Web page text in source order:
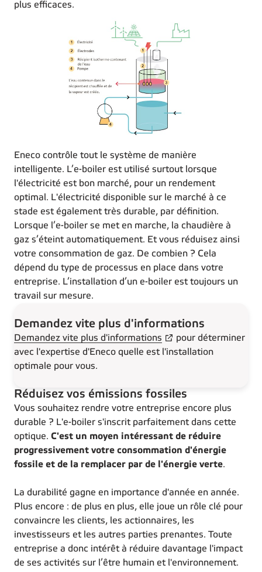
plus efficaces.
Eneco contrôle tout le système de manière
intelligente. L’e-boiler est utilisé surtout lorsque
l'électricité est bon marché, pour un rendement
optimal. L'électricité disponible sur le marché à ce
stade est également très durable, par définition.
Lorsque l’e-boiler se met en marche, la chaudière à
gaz s’éteint automatiquement. Et vous réduisez ainsi
votre consommation de gaz. De combien ? Cela
dépend du type de processus en place dans votre
entreprise. L’installation d’un e-boiler est toujours un
travail sur mesure.
Demandez vite plus d'informations
Demandez vite plus d'informations
pour déterminer
avec l'expertise d'Eneco quelle est l'installation
optimale pour vous.
Réduisez vos émissions fossiles
Vous souhaitez rendre votre entreprise encore plus
durable ? L'e-boiler s'inscrit parfaitement dans cette
optique. C'est un moyen intéressant de réduire
progressivement votre consommation d'énergie
fossile et de la remplacer par de l'énergie verte.
La durabilité gagne en importance d'année en année.
Plus encore : de plus en plus, elle joue un rôle clé pour
convaincre les clients, les actionnaires, les
investisseurs et les autres parties prenantes. Toute
entreprise a donc intérêt à réduire davantage l'impact
de ses activités sur l’être humain et l'environnement.